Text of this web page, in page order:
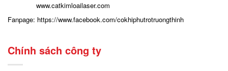
www.catkimloailaser.com
Fanpage: https://www.facebook.com/cokhiphutrotruongthinh
Chính sách công ty